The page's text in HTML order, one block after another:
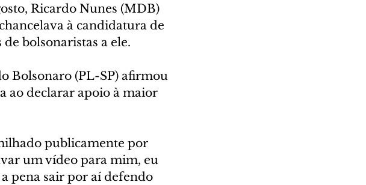
Ricardo Nunes (MDB)
à candidatura de
bolsonaristas a ele.
Bolsonaro (PL-SP) afirmou
ao declarar apoio à maior
publicamente por
um vídeo para mim, eu
pena sair por aí defendo